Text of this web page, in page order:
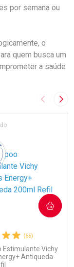
por semana ou
o
quem busca um
a saúde
Imagem
(65)
Estimulante Vichy
Antiqueda
COMPRAR